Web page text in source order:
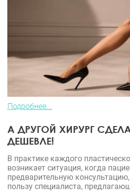
Подробнее...
А ДРУГОЙ ХИРУРГ
ДЕШЕВЛЕ!
В практике каждого
возникает ситуация, когда
предварительную
пользу специалиста,